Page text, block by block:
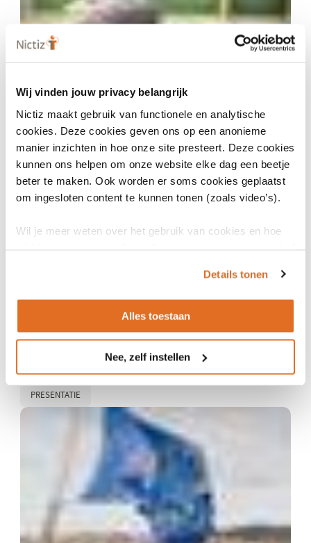
Wij vinden jouw privacy belangrijk
Nictiz maakt gebruik van functionele en analytische
cookies. Deze cookies geven ons op een anonieme
manier inzichten in hoe onze site presteert. Deze cookies
kunnen ons helpen om onze website elke dag een beetje
beter te maken. Ook worden er soms cookies geplaatst
om ingesloten content te kunnen tonen (zoals video’s).
Wil je meer weten over het gebruik van cookies en hoe
Details tonen
Alles toestaan
Nee, zelf instellen
24 augustus 2023
Nieuwe Nictiz-leergang Medisch terminoloog
ARTIKEL
12 juli 2023
Eindrapportage pilot Living Lab: whole system in
the room
PRESENTATIE